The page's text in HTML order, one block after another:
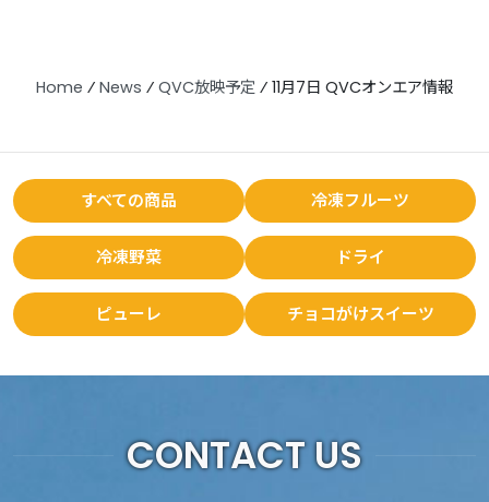
Home ⁄ News ⁄ QVC放映予定 ⁄ 11月7日 QVCオンエア情報
すべての商品 冷凍フルーツ
冷凍野菜 ドライ
ピューレ チョコがけスイーツ
CONTACT US